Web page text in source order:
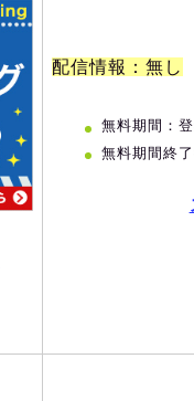
配信情報：無し
無料期間：
無料期間終